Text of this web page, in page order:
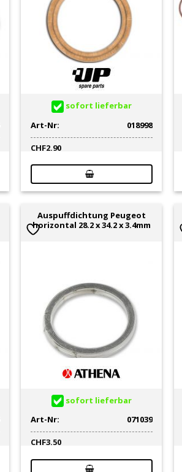
sofort lieferbar
Art-Nr:
018998
CHF2.90
Auspuffdichtung Peugeot
horizontal 28.2 x 34.2 x 3.4mm
sofort lieferbar
Art-Nr:
071039
CHF3.50